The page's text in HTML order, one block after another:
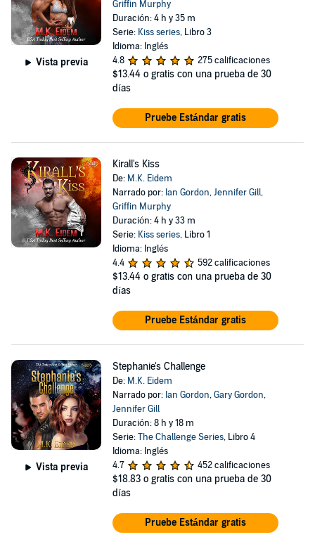
Vista previa
Griffin Murphy
Duración: 4 h y 35 m
Serie: Kiss series, Libro 3
Idioma: Inglés
4.8
275 calificaciones
$13.44 o gratis con una prueba de 30
días
Pruebe Estándar gratis
Kirall's Kiss
De: M.K. Eidem
Narrado por: Ian Gordon,Jennifer Gill,
Griffin Murphy
Duración: 4 h y 33 m
Serie: Kiss series, Libro 1
Idioma: Inglés
4.4
592 calificaciones
$13.44 o gratis con una prueba de 30
días
Pruebe Estándar gratis
Vista previa
Stephanie's Challenge
De: M.K. Eidem
Narrado por: Ian Gordon,Gary Gordon,
Jennifer Gill
Duración: 8 h y 18 m
Serie:The Challenge Series, Libro 4
Idioma: Inglés
4.7
452 calificaciones
$18.83 o gratis con una prueba de 30
días
Pruebe Estándar gratis